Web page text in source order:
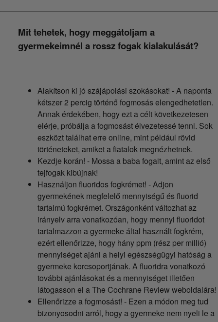
Mit tehetek, hogy meggátoljam a
gyermekeimnél a rossz fogak kialakulását?
Alakítson ki jó szájápolási szokásokat! - A naponta
kétszer 2 percig történő fogmosás elengedhetetlen.
Annak érdekében, hogy ezt a célt következetesen
elérje, próbálja a fogmosást élvezetessé tenni. Sok
eszközt találhat erre online, mint például rövid
történeteket, amiket a fiatalok megnézhetnek.
Kezdje korán! - Mossa a baba fogait, amint az első
tejfogak kibújnak!
Használjon fluoridos fogkrémet! - Adjon
gyermekének megfelelő mennyiségű és fluorid
tartalmú fogkrémet. Országonként változhat az
irányelv arra vonatkozóan, hogy mennyi fluoridot
tartalmazzon a gyermeke által használt fogkrém,
ezért ellenőrizze, hogy hány ppm (rész per millió)
mennyiséget ajánl a helyi egészségügyi hatóság a
gyermeke korcsoportjának. A fluoridra vonatkozó
további ajánlásokat és a mennyiséget illetően
látogasson el a The Cochrane Review weboldalára!
Ellenőrizze a fogmosást! - Ezen a módon meg tud
bizonyosodni arról, hogy a gyermeke nem nyeli le a